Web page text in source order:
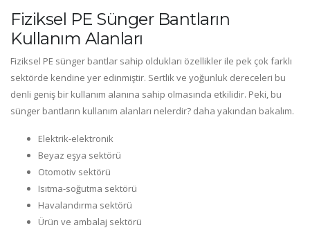
Fiziksel PE Sünger Bantların
Kullanım Alanları
Fiziksel PE sünger bantlar sahip oldukları özellikler ile pek çok farklı
sektörde kendine yer edinmiştir. Sertlik ve yoğunluk dereceleri bu
denli geniş bir kullanım alanına sahip olmasında etkilidir. Peki, bu
sünger bantların kullanım alanları nelerdir? daha yakından bakalım.
Elektrik-elektronik
Beyaz eşya sektörü
Otomotiv sektörü
Isıtma-soğutma sektörü
Havalandırma sektörü
Ürün ve ambalaj sektörü